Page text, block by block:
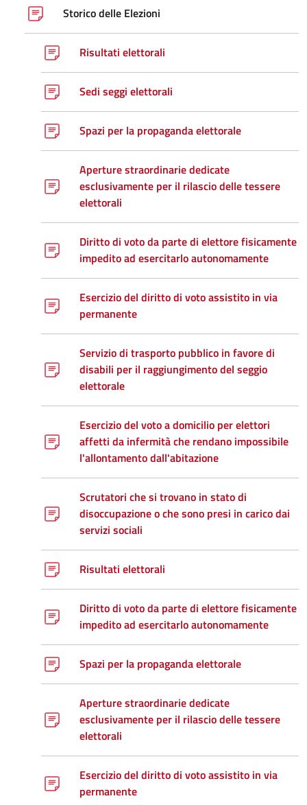
Storico delle Elezioni
Risultati elettorali
Sedi seggi elettorali
Spazi per la propaganda elettorale
Aperture straordinarie dedicate
esclusivamente per il rilascio delle tessere
elettorali
Diritto di voto da parte di elettore fisicamente
impedito ad esercitarlo autonomamente
Esercizio del diritto di voto assistito in via
permanente
Servizio di trasporto pubblico in favore di
disabili per il raggiungimento del seggio
elettorale
Esercizio del voto a domicilio per elettori
affetti da infermità che rendano impossibile
l'allontamento dall'abitazione
Scrutatori che si trovano in stato di
disoccupazione o che sono presi in carico dai
servizi sociali
Risultati elettorali
Diritto di voto da parte di elettore fisicamente
impedito ad esercitarlo autonomamente
Spazi per la propaganda elettorale
Aperture straordinarie dedicate
esclusivamente per il rilascio delle tessere
elettorali
Esercizio del diritto di voto assistito in via
permanente